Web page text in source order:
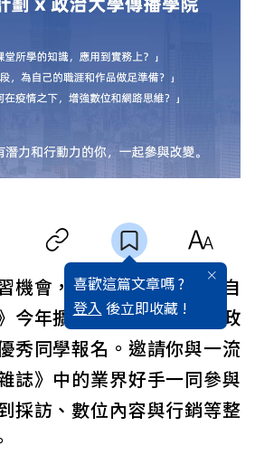
喜歡這篇文章嗎 ?
登入 後立即收藏 !
機會，只怕你們不敢挑戰自
今年擴大招募範圍，開放政
秀同學報名。邀請你與一流
誌》中的業界好手一同參與
採訪、數位內容與行銷等整